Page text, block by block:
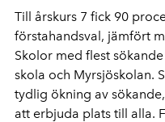
Till årskurs 7 fick 90
förstahandsval, jämfört
Skolor med flest
skola och Myrsjöskolan.
tydlig ökning av
att erbjuda plats till alla.